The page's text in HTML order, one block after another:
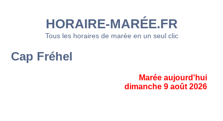
HORAIRE-MARÉE.FR
Tous les horaires de marée en un seul clic
Cap Fréhel
Marée aujourd'hui
dimanche 9 août 2026